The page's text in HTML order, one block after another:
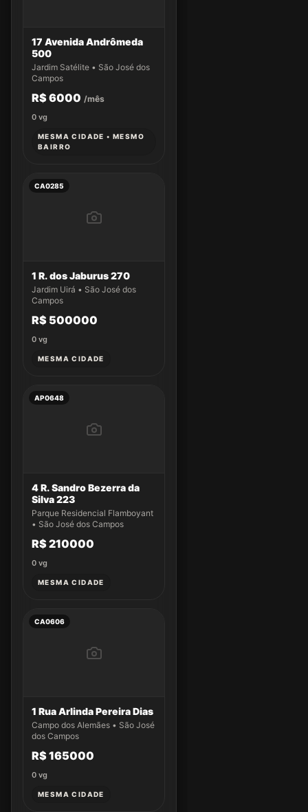
17 Avenida Andrômeda
500
Jardim Satélite • São José dos
Campos
R$ 6000 /mês
0 vg
MESMA CIDADE • MESMO
BAIRRO
CA0285
1 R. dos Jaburus 270
Jardim Uirá • São José dos
Campos
R$ 500000
0 vg
MESMA CIDADE
AP0648
4 R. Sandro Bezerra da
Silva 223
Parque Residencial Flamboyant
• São José dos Campos
R$ 210000
0 vg
MESMA CIDADE
CA0606
1 Rua Arlinda Pereira Dias
Campo dos Alemães • São José
dos Campos
R$ 165000
0 vg
MESMA CIDADE